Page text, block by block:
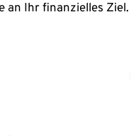
an Ihr finanzielles Ziel.